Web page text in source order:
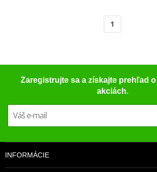
1
Zaregistrujte sa a získajte prehľad
akciách.
INFORMÁCIE